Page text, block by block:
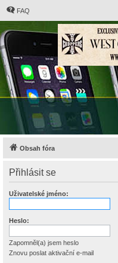
FAQ
Obsah fóra
Přihlásit se
Uživatelské jméno:
Heslo:
Zapomněl(a) jsem heslo
Znovu poslat aktivační e-mail